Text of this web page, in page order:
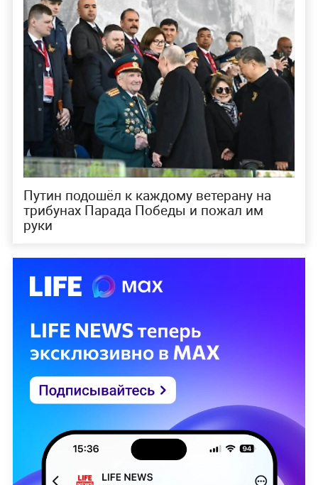
Путин подошёл к каждому ветерану на
трибунах Парада Победы и пожал им
руки